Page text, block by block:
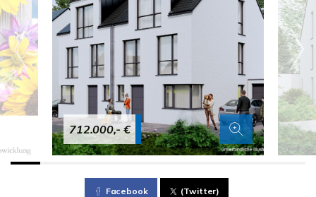
712.000,- €
Facebook (Twitter)